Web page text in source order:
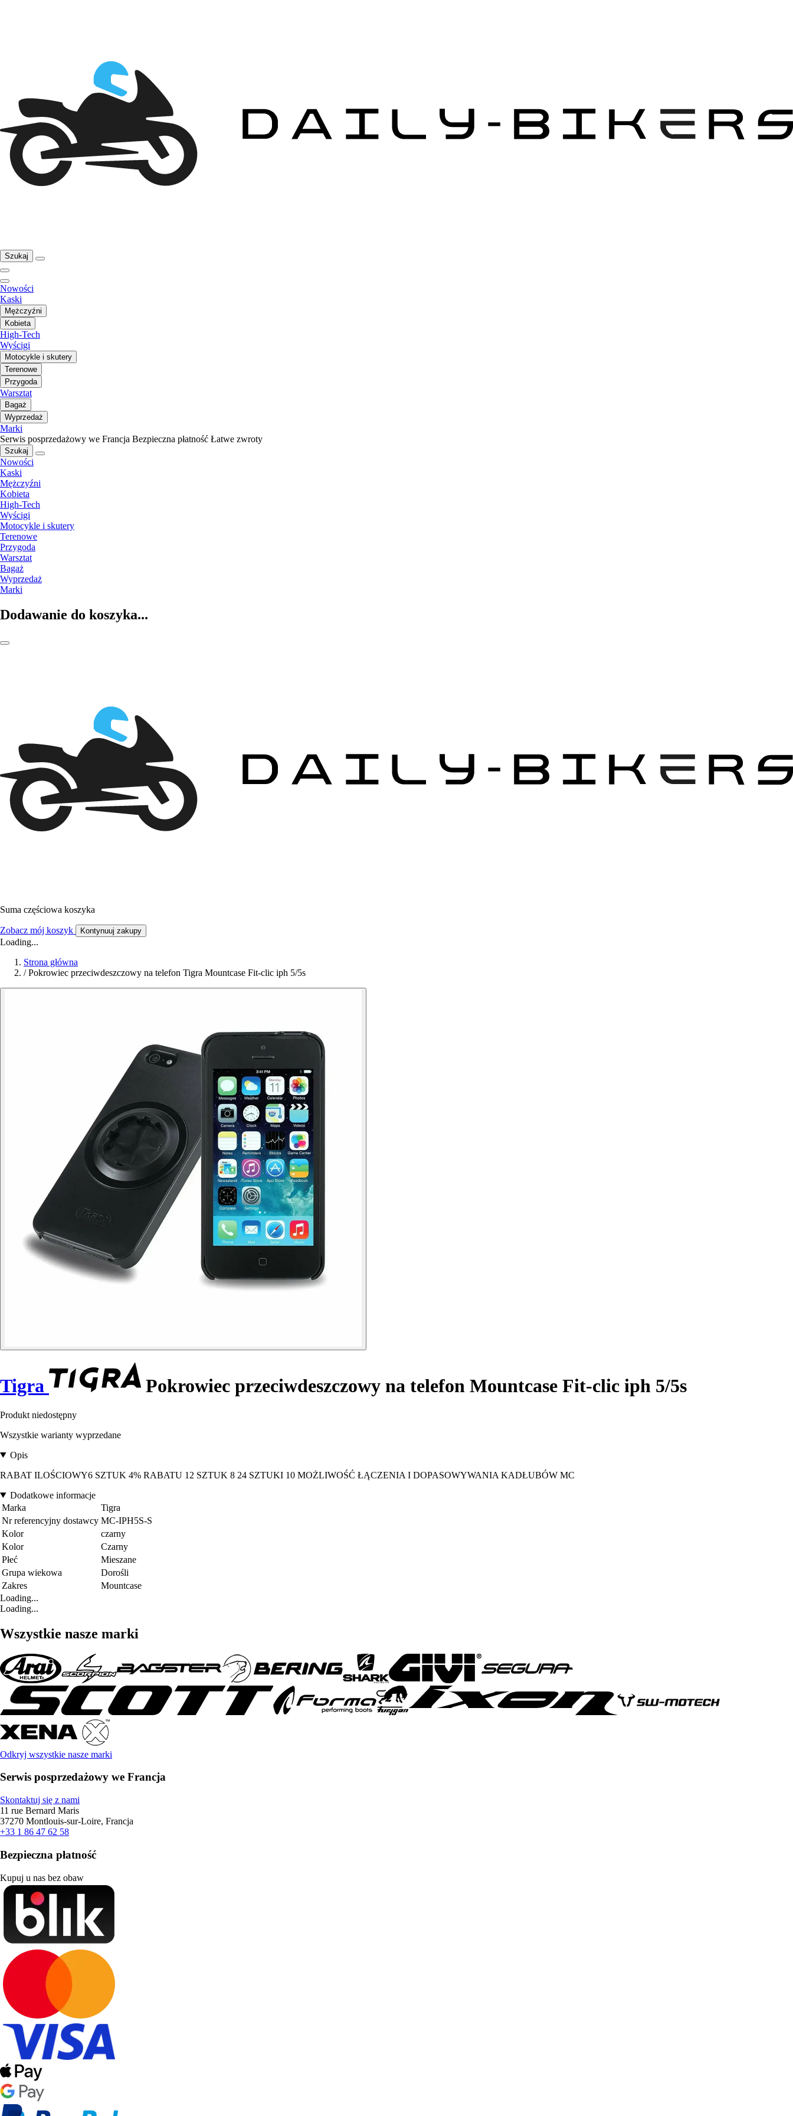
Szukaj
Nowości
Kaski
Mężczyźni
Kobieta
High-Tech
Wyścigi
Motocykle i skutery
Terenowe
Przygoda
Warsztat
Bagaż
Wyprzedaż
Marki
Serwis posprzedażowy we Francja Bezpieczna płatność Łatwe zwroty
Szukaj
Nowości
Kaski
Mężczyźni
Kobieta
High-Tech
Wyścigi
Motocykle i skutery
Terenowe
Przygoda
Warsztat
Bagaż
Wyprzedaż
Marki
Dodawanie do koszyka...
Suma częściowa koszyka
Zobacz mój koszyk Kontynuuj zakupy
Loading...
Strona główna
/ Pokrowiec przeciwdeszczowy na telefon Tigra Mountcase Fit-clic iph 5/5s
Tigra Pokrowiec przeciwdeszczowy na telefon Mountcase Fit-clic iph 5/5s
Produkt niedostępny
Wszystkie warianty wyprzedane
Opis
RABAT ILOŚCIOWY6 SZTUK 4% RABATU 12 SZTUK 8 24 SZTUKI 10 MOŻLIWOŚĆ ŁĄCZENIA I DOPASOWYWANIA KADŁUBÓW MC
Dodatkowe informacje
Marka
Tigra
Nr referencyjny dostawcy MC-IPH5S-S
Kolor
czarny
Kolor
Czarny
Płeć
Mieszane
Grupa wiekowa
Dorośli
Zakres
Mountcase
Loading...
Loading...
Wszystkie nasze marki
Odkryj wszystkie nasze marki
Serwis posprzedażowy we Francja
Skontaktuj się z nami
11 rue Bernard Maris
37270 Montlouis-sur-Loire, Francja
+33 1 86 47 62 58
Bezpieczna płatność
Kupuj u nas bez obaw